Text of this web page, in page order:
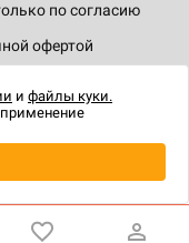
по согласию
офертой
и файлы куки.